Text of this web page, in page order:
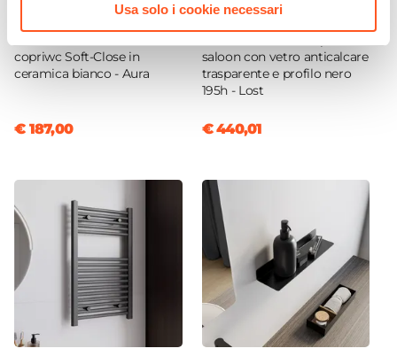
Usa solo i cookie necessari
8 cm
Posizione Lavabo
Foro Troppopieno
Predisposizione monoforo
Rubinetteria
Non inclusa
Kit Scarico
Non incluso
Caratteristiche Specchio
Specchio
ARA-SWDS
copriwc Soft-Close in
ceramica bianco - Aura
€ 187,00
CODICE:LST912-NT
saloon con vetro anticalcare
trasparente e profilo nero
195h - Lost
€ 440,01